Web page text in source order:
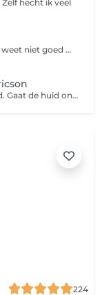
Wil jij graag een gelaatsverzorging maar je weet niet goed wat te kiezen? kan zeker eens langs we kijken samen wat de huid nodig heeft en plannen. Samen een afspraak in.
Voor een stralende, gezonde uitziende huid. Gaat de huid ontgiften, en versterkt de bescherming van de vervuiling. Helpt de huid te beschermen tegen de verschillende vormen van vervuiling die de huidbarrière verzwakken.
224